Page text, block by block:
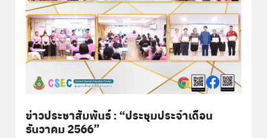
ข่าวประชาสัมพันธ์ : “ประชุมประจำเดือน
ธันวาคม 2566”